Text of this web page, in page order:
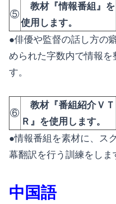
⑤
教材『情報番組』を
使用します。
●俳優や監督の話し方の
められた字数内で情報を
す。
⑥
教材『番組紹介ＶＴ
Ｒ』を使用します。
●情報番組を素材に、ス
幕翻訳を行う訓練をしま
中国語